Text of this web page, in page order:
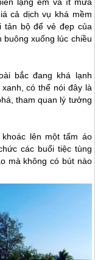
cả dịch vụ khá mềm
tản bộ để vẻ đẹp của
buông xuống lúc chiều
bắc đang khá lạnh
có thể nói đây là
tham quan lý tưởng
lên một tấm áo
các buổi tiệc tùng
mà không có bút nào